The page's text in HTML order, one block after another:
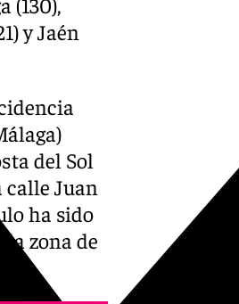
y Jaén
del Sol
calle Juan
ha sido
zona de